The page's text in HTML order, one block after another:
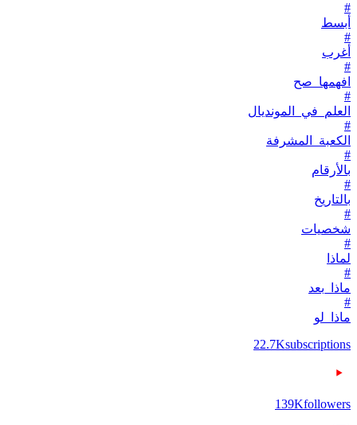
#
أبسط
#
أغرب
#
افهمها_صح
#
العلم_في_المونديال
#
الكعبة_المشرفة
#
بالأرقام
#
بالتاريخ
#
شخصيات
#
لماذا
#
ماذا_بعد
#
ماذا_لو
22.7Ksubscriptions
139Kfollowers